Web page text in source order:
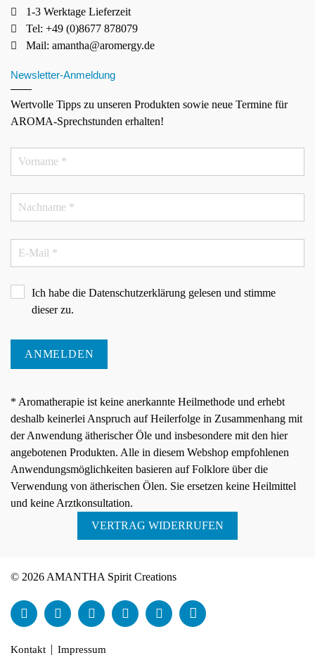
1-3 Werktage Lieferzeit
Tel: +49 (0)8677 878079
Mail: amantha@aromergy.de
Newsletter-Anmeldung
Wertvolle Tipps zu unseren Produkten sowie neue Termine für
AROMA-Sprechstunden erhalten!
Ich habe die Datenschutzerklärung gelesen und stimme
dieser zu.
ANMELDEN
* Aromatherapie ist keine anerkannte Heilmethode und erhebt
deshalb keinerlei Anspruch auf Heilerfolge in Zusammenhang mit
der Anwendung ätherischer Öle und insbesondere mit den hier
angebotenen Produkten. Alle in diesem Webshop empfohlenen
Anwendungsmöglichkeiten basieren auf Folklore über die
Verwendung von ätherischen Ölen. Sie ersetzen keine Heilmittel
und keine Arztkonsultation.
VERTRAG WIDERRUFEN
© 2026 AMANTHA Spirit Creations
Kontakt Impressum